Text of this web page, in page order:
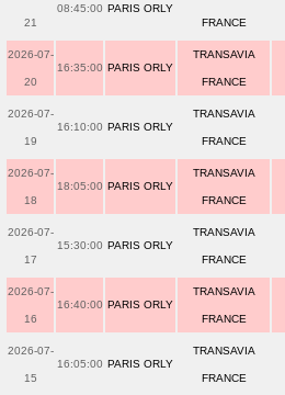
21
08:45:00 PARIS ORLY
FRANCE
2026-07-
20
16:35:00 PARIS ORLY
TRANSAVIA
FRANCE
2026-07-
19
16:10:00 PARIS ORLY
TRANSAVIA
FRANCE
2026-07-
18
18:05:00 PARIS ORLY
TRANSAVIA
FRANCE
2026-07-
17
15:30:00 PARIS ORLY
TRANSAVIA
FRANCE
2026-07-
16
16:40:00 PARIS ORLY
TRANSAVIA
FRANCE
2026-07-
15
16:05:00 PARIS ORLY
TRANSAVIA
FRANCE